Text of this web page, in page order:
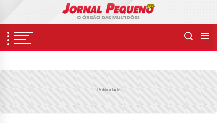
content
Publicidade